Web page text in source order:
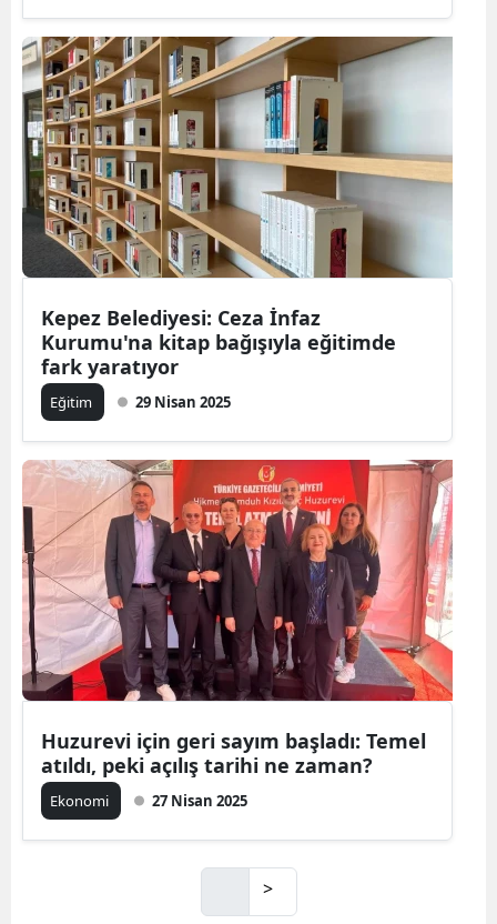
Kepez Belediyesi: Ceza İnfaz
Kurumu'na kitap bağışıyla eğitimde
fark yaratıyor
Eğitim 29 Nisan 2025
Huzurevi için geri sayım başladı: Temel
atıldı, peki açılış tarihi ne zaman?
Ekonomi 27 Nisan 2025
>